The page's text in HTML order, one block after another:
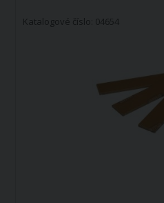
Katalogové číslo: 04654